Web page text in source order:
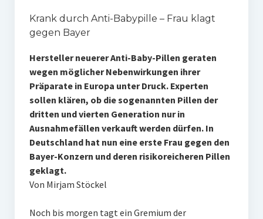
Krank durch Anti-Babypille – Frau klagt
gegen Bayer
Hersteller neuerer Anti-Baby-Pillen geraten
wegen möglicher Nebenwirkungen ihrer
Präparate in Europa unter Druck. Experten
sollen klären, ob die sogenannten Pillen der
dritten und vierten Generation nur in
Ausnahmefällen verkauft werden dürfen. In
Deutschland hat nun eine erste Frau gegen den
Bayer-Konzern und deren risikoreicheren Pillen
geklagt.
Von Mirjam Stöckel
Noch bis morgen tagt ein Gremium der